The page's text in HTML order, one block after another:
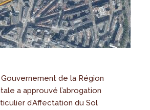
Gouvernement de la Région
a approuvé l’abrogation
d’Affectation du Sol